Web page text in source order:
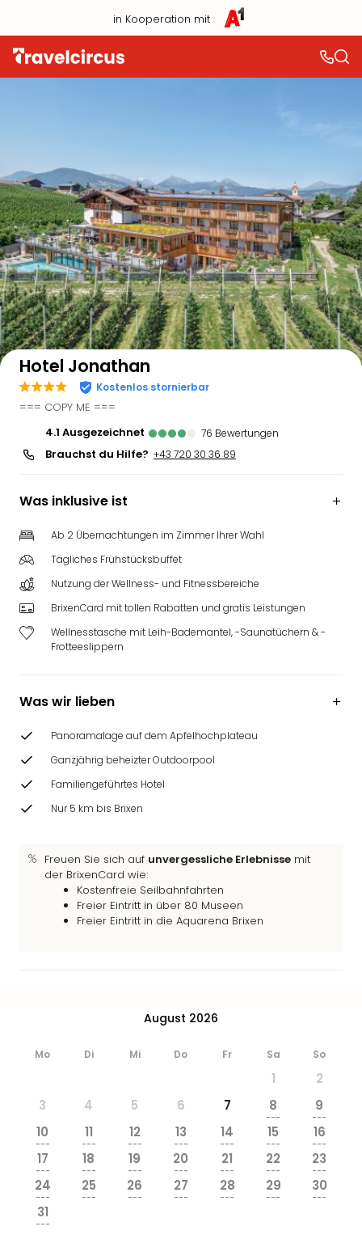
in Kooperation mit
Auf der Karte anzeigen
Hotel Jonathan
Kostenlos stornierbar
=== COPY ME ===
4.1
ausgezeichnet 76 Bewertungen
Brauchst du Hilfe? +43 720 30 36 89
Was inklusive ist
Ab 2 Übernachtungen im Zimmer Ihrer Wahl
Tägliches Frühstücksbuffet
Nutzung der Wellness- und Fitnessbereiche
BrixenCard mit tollen Rabatten und gratis Leistungen
Wellnesstasche mit Leih-Bademantel, -Saunatüchern & -
Frotteeslippern
Was wir lieben
Panoramalage auf dem Apfelhochplateau
Ganzjährig beheizter Outdoorpool
Familiengeführtes Hotel
Nur 5 km bis Brixen
Freuen Sie sich auf unvergessliche Erlebnisse mit
der BrixenCard wie:
Kostenfreie Seilbahnfahrten
Freier Eintritt in über 80 Museen
Freier Eintritt in die Aquarena Brixen
August 2026
Mo Di Mi Do Fr Sa So
1
2
3
4 5 6 7 8
---
9
---
10
---
11
---
12
---
13
---
14
---
15
---
16
---
17
---
18
---
19
---
20
---
21
---
22
---
23
---
24
---
25
---
26
---
27
---
28
---
29
---
30
---
31
---